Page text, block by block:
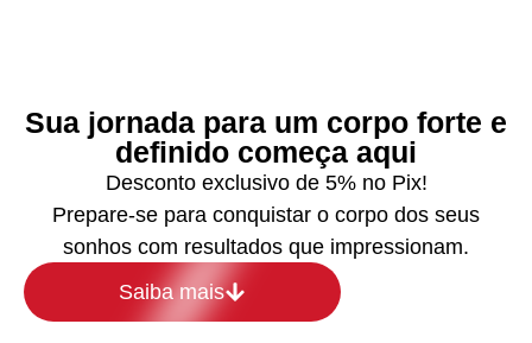
Sua jornada para um corpo forte e
definido começa aqui
Desconto exclusivo de 5% no Pix!
Prepare-se para conquistar o corpo dos seus
sonhos com resultados que impressionam.
Saiba mais